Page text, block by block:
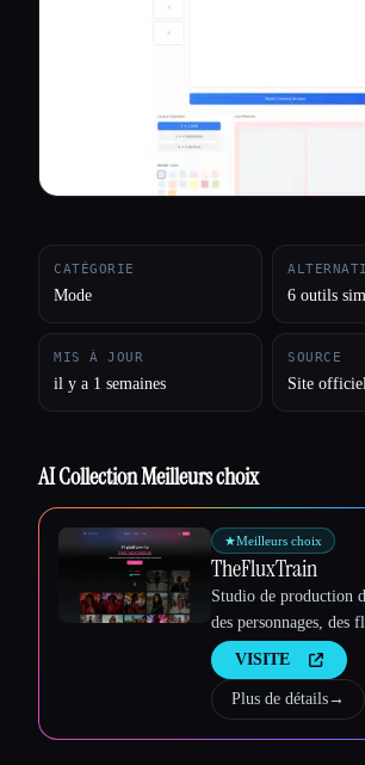
Esc
CATÉGORIE
Mode 6 outils
MIS À JOUR
il y a 1 semaines
SOURCE
Site
AI Collection Meilleurs choix
★Meilleurs choix
TheFluxTrain
Studio de production
des personnages, des
des vidéos cohérents
VISITE
Plus de détails→